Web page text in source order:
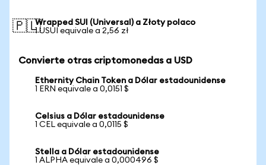
🇵🇱Wrapped SUI (Universal) a Złoty polaco
1 USUI equivale a 2,56 zł
Convierte otras criptomonedas a USD
Ethernity Chain Token a Dólar estadounidense
1 ERN equivale a 0,0151 $
Celsius a Dólar estadounidense
1 CEL equivale a 0,0115 $
Stella a Dólar estadounidense
1 ALPHA equivale a 0,000496 $